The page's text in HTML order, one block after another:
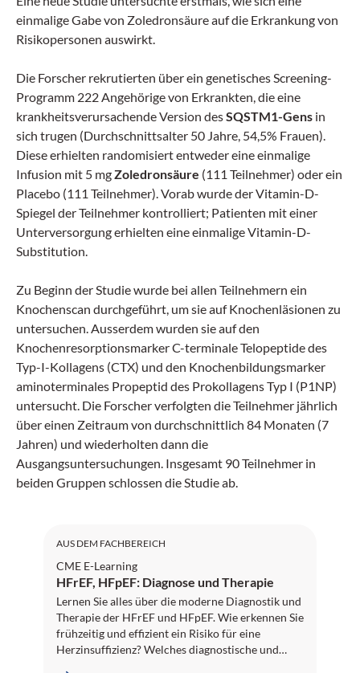
einmalige Gabe von Zoledronsäure auf die Erkrankung von
Risikopersonen auswirkt.
Die Forscher rekrutierten über ein genetisches Screening-
Programm 222 Angehörige von Erkrankten, die eine
krankheitsverursachende Version desSQSTM1-Gens in
sich trugen (Durchschnittsalter 50 Jahre, 54,5% Frauen).
Diese erhielten randomisiert entweder eine einmalige
Infusion mit 5 mgZoledronsäure (111 Teilnehmer) oder ein
Placebo (111 Teilnehmer). Vorab wurde der Vitamin-D-
Spiegel der Teilnehmer kontrolliert; Patienten mit einer
Unterversorgung erhielten eine einmalige Vitamin-D-
Substitution.
Zu Beginn der Studie wurde bei allen Teilnehmern ein
Knochenscan durchgeführt, um sie auf Knochenläsionen zu
untersuchen. Ausserdem wurden sie auf den
Knochenresorptionsmarker C-terminale Telopeptide des
Typ-I-Kollagens (CTX) und den Knochenbildungsmarker
aminoterminales Propeptid des Prokollagens Typ I (P1NP)
untersucht. Die Forscher verfolgten die Teilnehmer jährlich
über einen Zeitraum von durchschnittlich 84 Monaten (7
Jahren) und wiederholten dann die
Ausgangsuntersuchungen. Insgesamt 90 Teilnehmer in
beiden Gruppen schlossen die Studie ab.
AUS DEM FACHBEREICH
CME E-Learning
HFrEF, HFpEF: Diagnose und Therapie
Lernen Sie alles über die moderne Diagnostik und
Therapie der HFrEF und HFpEF. Wie erkennen Sie
frühzeitig und effizient ein Risiko für eine
Herzinsuffizienz? Welches diagnostische und